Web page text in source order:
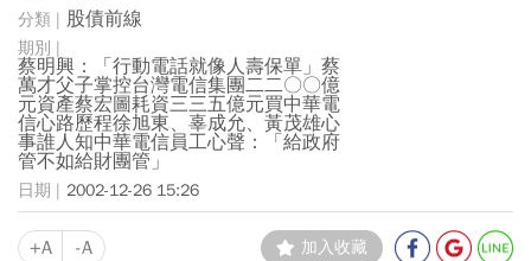
股債前線
蔡明興：「行動電話就像人壽保單」蔡
萬才父子掌控台灣電信集團二二〇〇億
元資產蔡宏圖耗資三三五億元買中華電
信心路歷程徐旭東、辜成允、黃茂雄心
事誰人知中華電信員工心聲：「給政府
管不如給財團管」
2002-12-26 15:26
+A -A 加入收藏